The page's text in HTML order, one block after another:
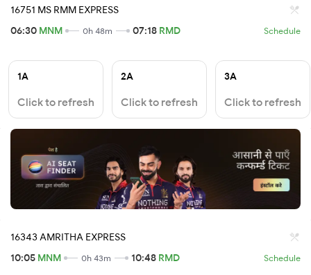
16751 MS RMM EXPRESS
06:30 MNM 0h 48m 07:18 RMD Schedule
1A
Click to refresh
2A
Click to refresh
3A
Click to refresh
16343 AMRITHA EXPRESS
10:05 MNM 0h 43m 10:48 RMD Schedule